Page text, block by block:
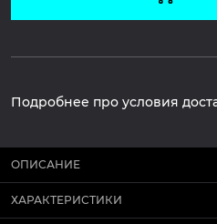
Подробнее про условия
ОПИСАНИЕ
ХАРАКТЕРИСТИКИ